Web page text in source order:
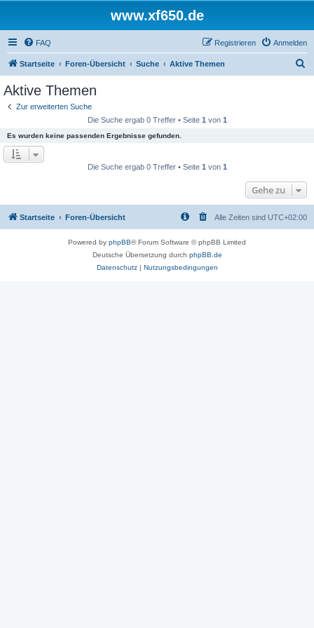
www.xf650.de
FAQ Anmelden
Registrieren
Startseite Foren-Übersicht Suche Aktive Themen
Aktive Themen
Zur erweiterten Suche
Die Suche ergab 0 Treffer • Seite 1 von 1
Es wurden keine passenden Ergebnisse gefunden.
Die Suche ergab 0 Treffer • Seite 1 von 1
Gehe zu
Startseite Foren-Übersicht Alle Zeiten sind UTC+02:00
Powered by phpBB® Forum Software © phpBB Limited
Deutsche Übersetzung durch phpBB.de
Datenschutz| Nutzungsbedingungen